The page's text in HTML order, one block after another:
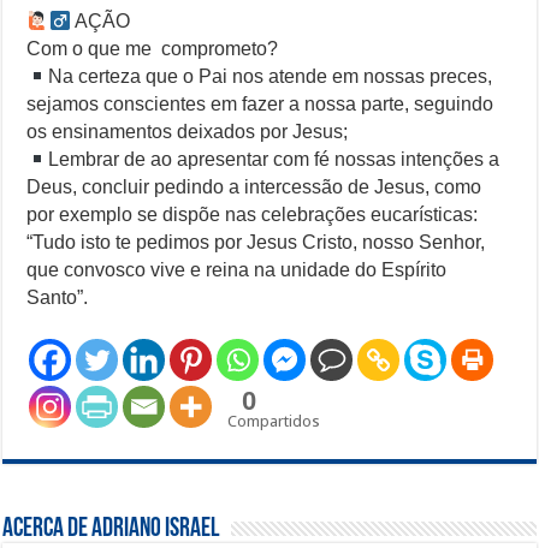
AÇÃO
Com o que me comprometo?
Na certeza que o Pai nos atende em nossas preces,
sejamos conscientes em fazer a nossa parte, seguindo
os ensinamentos deixados por Jesus;
Lembrar de ao apresentar com fé nossas intenções a
Deus, concluir pedindo a intercessão de Jesus, como
por exemplo se dispõe nas celebrações eucarísticas:
“Tudo isto te pedimos por Jesus Cristo, nosso Senhor,
que convosco vive e reina na unidade do Espírito
Santo”.
0
Compartidos
Acerca de Adriano Israel